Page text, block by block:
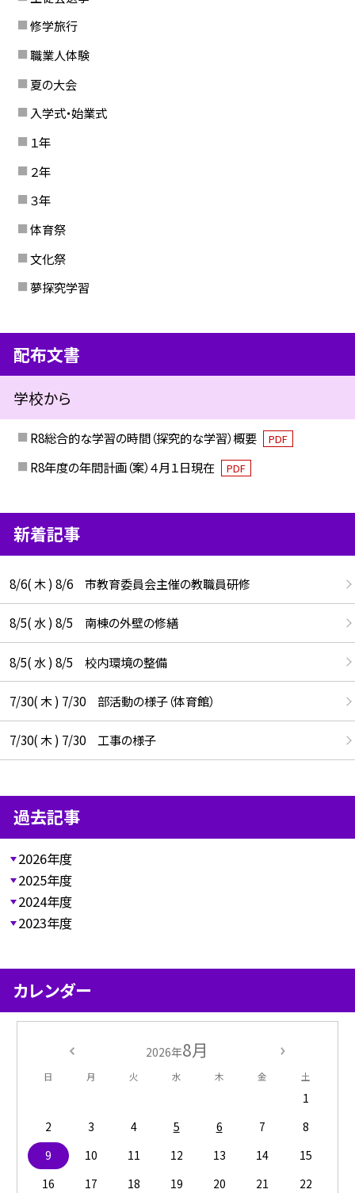
修学旅行
職業人体験
夏の大会
入学式・始業式
１年
２年
３年
体育祭
文化祭
夢探究学習
配布文書
学校から
R8総合的な学習の時間（探究的な学習）概要 PDF
R8年度の年間計画（案）４月１日現在 PDF
新着記事
8/6( 木 ) 8/6 市教育委員会主催の教職員研修
8/5( 水 ) 8/5 南棟の外壁の修繕
8/5( 水 ) 8/5 校内環境の整備
7/30( 木 ) 7/30 部活動の様子（体育館）
7/30( 木 ) 7/30 工事の様子
過去記事
2026年度
2025年度
2024年度
2023年度
カレンダー
2026年8月
日 月 火 水 木 金 土
1
2
3 4 5 6 7
8
9
10 11 12 13 14
15
16
17 18 19 20 21
22